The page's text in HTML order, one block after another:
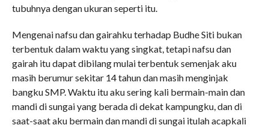
tubuhnya dengan ukuran seperti itu.
Mengenai nafsu dan gairahku terhadap Budhe Siti bukan
terbentuk dalam waktu yang singkat, tetapi nafsu dan
gairah itu dapat dibilang mulai terbentuk semenjak aku
masih berumur sekitar 14 tahun dan masih menginjak
bangku SMP. Waktu itu aku sering kali bermain-main dan
mandi di sungai yang berada di dekat kampungku, dan di
saat-saat aku bermain dan mandi di sungai itulah acapkali